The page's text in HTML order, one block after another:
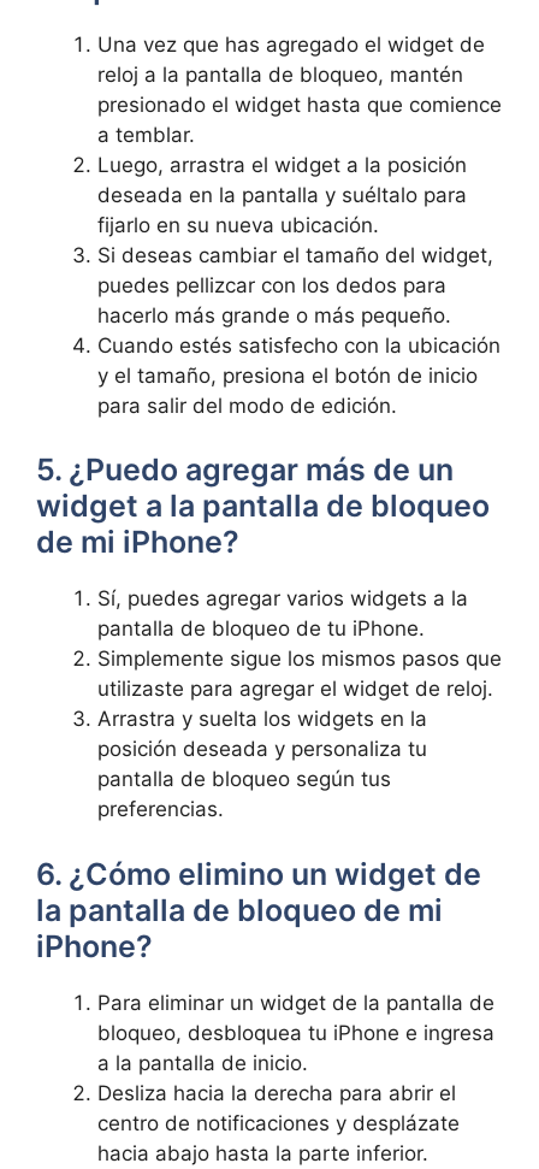
Una vez que has agregado el widget de
reloj a la pantalla de bloqueo, mantén
presionado‍ el widget hasta que comience
a temblar.
Luego, arrastra el widget a la posición
deseada en la pantalla y suéltalo para
fijarlo en su nueva ubicación.
Si ​deseas cambiar el ‍tamaño del widget,
puedes pellizcar con los dedos para​
hacerlo más grande‌ o más pequeño.
Cuando estés satisfecho con ⁢la ubicación
y el tamaño, presiona el botón de inicio
para salir del modo de edición.
5. ¿Puedo agregar más de un
widget a la pantalla de⁤ bloqueo
de⁢ mi iPhone?
Sí, puedes agregar varios‌ widgets a la
pantalla de bloqueo de tu iPhone.
Simplemente sigue los mismos ‍pasos que
utilizaste para agregar ⁣el widget de reloj.
Arrastra y suelta los widgets en la
posición deseada y personaliza tu
pantalla‍ de bloqueo⁢ según tus⁣
preferencias.
6. ¿Cómo elimino un widget de
la pantalla de bloqueo de ⁢mi
iPhone?
Para eliminar un widget de la pantalla de
bloqueo, desbloquea⁢ tu iPhone e ingresa
a la ​pantalla de inicio.
Desliza hacia la derecha para abrir el‍
centro de notificaciones y desplázate
hacia abajo hasta la ​parte inferior.